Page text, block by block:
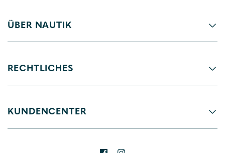
ÜBER NAUTIK
RECHTLICHES
KUNDENCENTER